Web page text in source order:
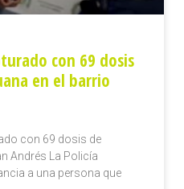
con 69 dosis
en el barrio
con 69 dosis de
Andrés La Policía
a una persona que